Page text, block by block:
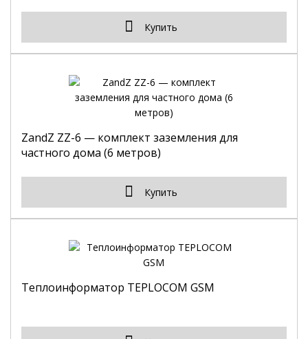
Купить
ZandZ ZZ-6 — комплект заземления для
частного дома (6 метров)
Купить
Теплоинформатор TEPLOCOM GSM